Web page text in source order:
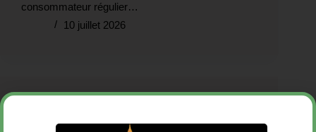
consommateur régulier…
10 juillet 2026